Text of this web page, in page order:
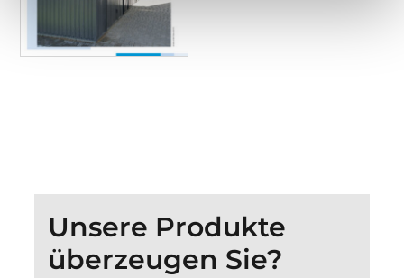
Unsere Produkte
überzeugen Sie?